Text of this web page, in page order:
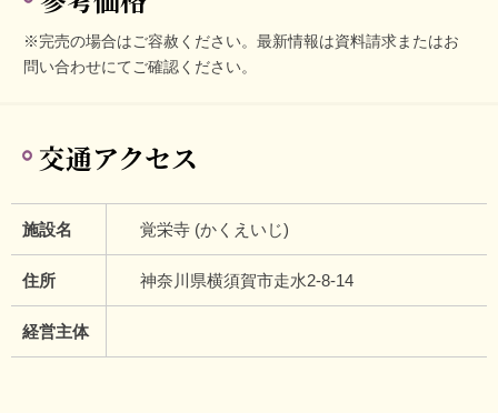
※完売の場合はご容赦ください。最新情報は資料請求またはお
問い合わせにてご確認ください。
交通アクセス
施設名 覚栄寺 (かくえいじ)
住所 神奈川県横須賀市走水2-8-14
経営主体